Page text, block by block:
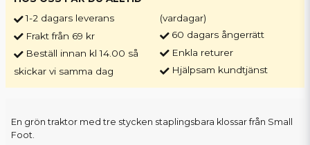
1-2 dagars leverans
Frakt från 69 kr
Beställ innan kl 14.00 så
skickar vi samma dag
(vardagar)
60 dagars ångerrätt
Enkla returer
Hjälpsam kundtjänst
En grön traktor med tre stycken staplingsbara klossar från Small
Foot.